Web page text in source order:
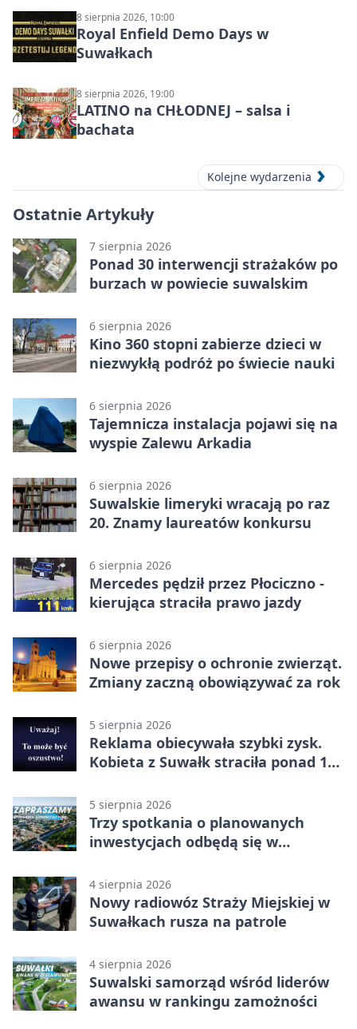
DZŪKIJOS – jednodienė kelionė
8 sierpnia 2026, 10:00
Royal Enfield Demo Days w
Suwałkach
8 sierpnia 2026, 19:00
LATINO na CHŁODNEJ – salsa i
bachata
Kolejne wydarzenia
Ostatnie Artykuły
7 sierpnia 2026
Ponad 30 interwencji strażaków po
burzach w powiecie suwalskim
6 sierpnia 2026
Kino 360 stopni zabierze dzieci w
niezwykłą podróż po świecie nauki
6 sierpnia 2026
Tajemnicza instalacja pojawi się na
wyspie Zalewu Arkadia
6 sierpnia 2026
Suwalskie limeryki wracają po raz
20. Znamy laureatów konkursu
6 sierpnia 2026
Mercedes pędził przez Płociczno -
kierująca straciła prawo jazdy
6 sierpnia 2026
Nowe przepisy o ochronie zwierząt.
Zmiany zaczną obowiązywać za rok
5 sierpnia 2026
Reklama obiecywała szybki zysk.
Kobieta z Suwałk straciła ponad 190
5 sierpnia 2026
Trzy spotkania o planowanych
inwestycjach odbędą się w
4 sierpnia 2026
Nowy radiowóz Straży Miejskiej w
Suwałkach rusza na patrole
4 sierpnia 2026
Suwalski samorząd wśród liderów
awansu w rankingu zamożności